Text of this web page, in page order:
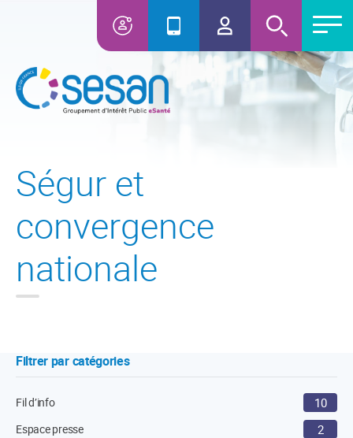
Ségur et
convergence
nationale
Filtrer par catégories
Fil d’info 10
Espace presse 2